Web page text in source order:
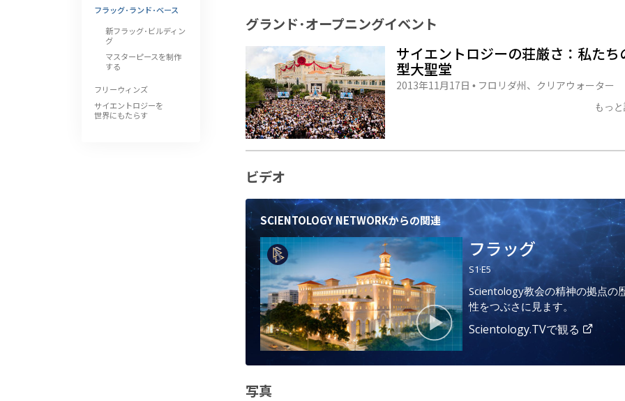
グランド･オープニングイベント
サイエントロジーの荘厳さ：私たち
型大聖堂
2013年11月17日 • フロリダ州、クリアウォーター
もっ
ビデオ
SCIENTOLOGY NETWORKからの関連
フラッグ
S1·E5
Scientology教会の精神の拠点の
性をつぶさに見ます。
Scientology.TVで観る
写真
フラッグ･ランド･ベース
新フラッグ･ビルディン
グ
マスターピースを制作
する
フリーウィンズ
サイエントロジーを
世界にもたらす